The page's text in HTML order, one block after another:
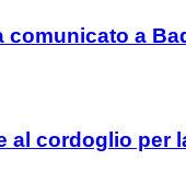
comunicato a
al cordoglio per